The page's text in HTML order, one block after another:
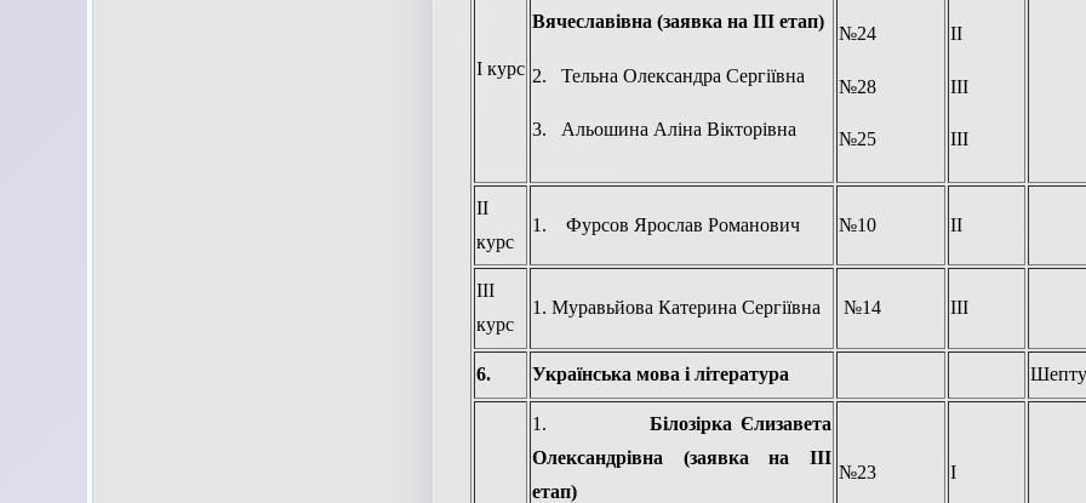
І курс
Вячеславівна (заявка на ІІІ етап)
2. Тельна Олександра Сергіївна
3. Альошина Аліна Вікторівна
№24
№28
№25
ІІ
ІІІ
ІІІ
ІІ
курс
1. Фурсов Ярослав Романович №10 ІІ
ІІІ
курс
1. Муравьйова Катерина Сергіївна №14 ІІІ
6. Українська мова і література
1. Білозірка Єлизавета
Олександрівна (заявка на ІІІ
етап)
№23 І